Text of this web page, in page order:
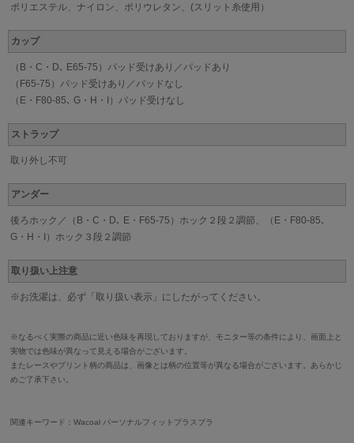
ポリエステル、ナイロン、ポリウレタン、(スリット糸使用）
カップ
（B・C・D､ E65-75）パッド受けあり／パッドあり
（F65-75）パッド受けあり／パッドなし
（E・F80-85､ G・H・I）パッド受けなし
ストラップ
取り外し不可
アンダー
後ろホック／（B・C・D､ E・F65-75）ホック２段２調節、（E・F80-85､
G・H・I）ホック３段２調節
取り扱い上注意
※お洗濯は、必ず「取り扱い表示」にしたがってください。
※なるべく実際の商品に近い色味を再現しておりますが、モニター等の条件により、画面上と
実物では色味が異なって見える場合がございます。
またレースやプリント柄の商品は、画像とは柄の位置等が異なる場合がございます。あらかじ
めご了承下さい。
関連キーワード：Wacoal パーソナルフィットプラスブラ